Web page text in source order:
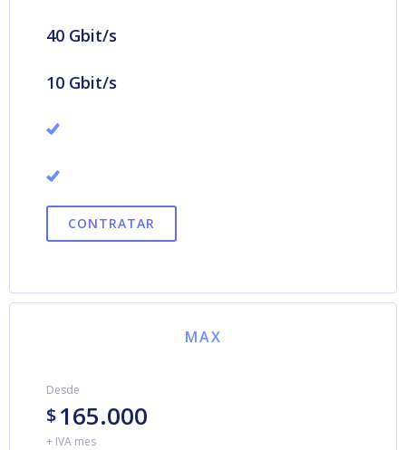
40 Gbit/s
10 Gbit/s
CONTRATAR
MAX
Desde
$165.000
+ IVA mes